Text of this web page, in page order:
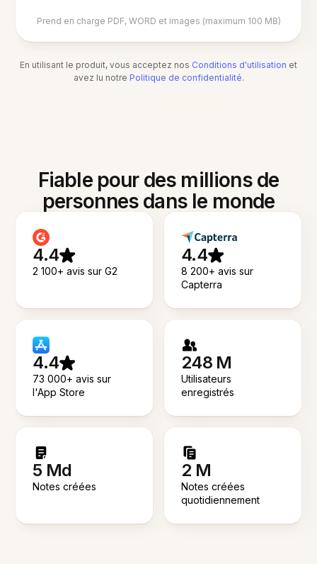
Prend en charge PDF, WORD et images (maximum 100 MB)
En utilisant le produit, vous acceptez nos Conditions d'utilisation et
avez lu notre Politique de confidentialité.
Fiable pour des millions de
personnes dans le monde
4.4
2 100+ avis sur G2
4.4
8 200+ avis sur
Capterra
4.4
73 000+ avis sur
l'App Store
248 M
Utilisateurs
enregistrés
5 Md
Notes créées
2 M
Notes créées
quotidiennement